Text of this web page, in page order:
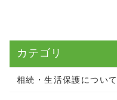
カテゴリ
相続・生活保護について